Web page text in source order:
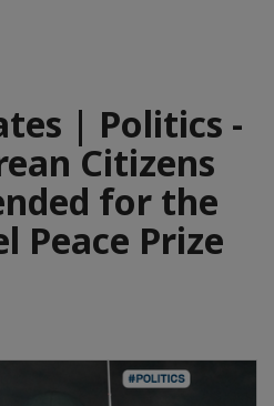
| Politics -
Citizens
for the
Peace Prize